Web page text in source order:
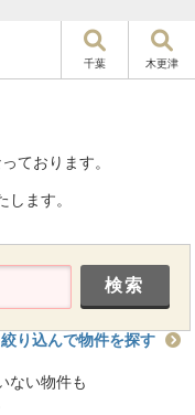
千葉 木更津
ております。
ます。
絞り込んで物件を探す
ない物件も